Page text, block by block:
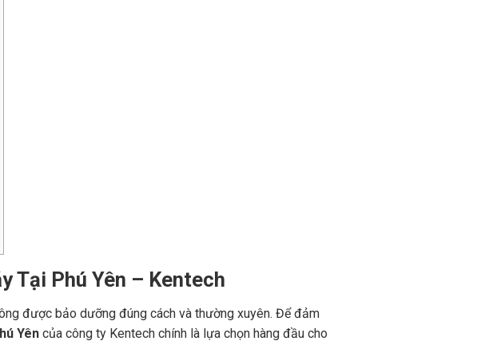
Tại Phú Yên – Kentech
được bảo dưỡng đúng cách và thường xuyên. Để đảm
Yêncủa công ty Kentech chính là lựa chọn hàng đầu cho